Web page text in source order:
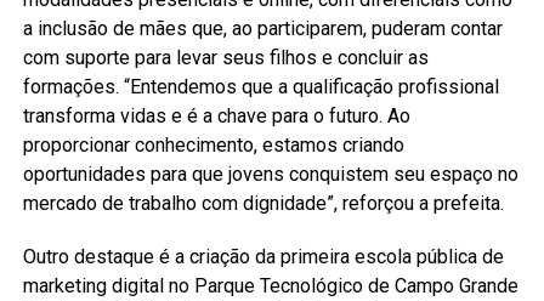
a inclusão de mães que, ao participarem, puderam contar
com suporte para levar seus filhos e concluir as
formações. “Entendemos que a qualificação profissional
transforma vidas e é a chave para o futuro. Ao
proporcionar conhecimento, estamos criando
oportunidades para que jovens conquistem seu espaço no
mercado de trabalho com dignidade”, reforçou a prefeita.
Outro destaque é a criação da primeira escola pública de
marketing digital no Parque Tecnológico de Campo Grande